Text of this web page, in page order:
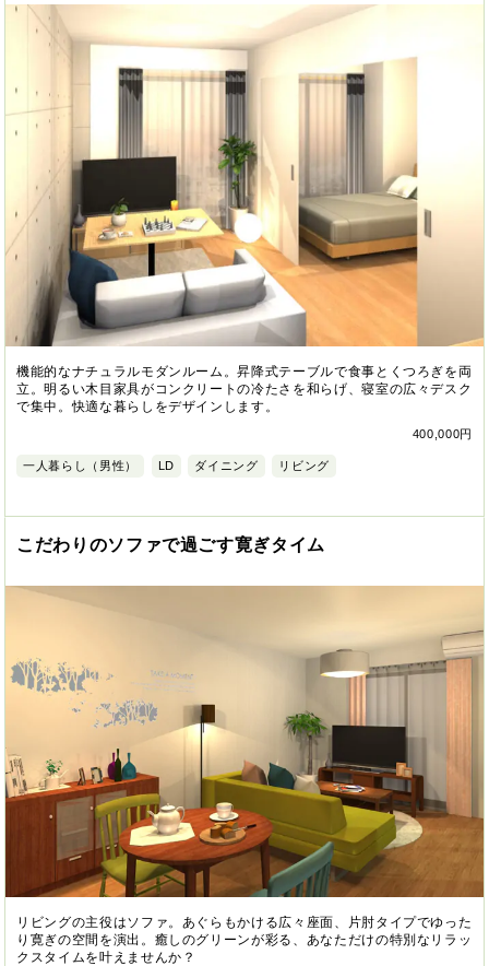
機能的なナチュラルモダンルーム。昇降式テーブルで食事とくつろぎを両
立。明るい木目家具がコンクリートの冷たさを和らげ、寝室の広々デスク
で集中。快適な暮らしをデザインします。
400,000円
一人暮らし（男性） LD ダイニング リビング
こだわりのソファで過ごす寛ぎタイム
リビングの主役はソファ。あぐらもかける広々座面、片肘タイプでゆった
り寛ぎの空間を演出。癒しのグリーンが彩る、あなただけの特別なリラッ
クスタイムを叶えませんか？